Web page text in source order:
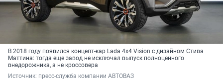
В 2018 году появился концепт-кар Lada 4x4 Vision с дизайном Стива
Маттина: тогда еще завод не исключал выпуск полноценного
внедорожника, а не кроссовера
Источник: пресс-служба компании АВТОВАЗ